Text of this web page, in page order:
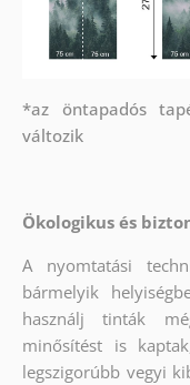
*az öntapadós
változik
Ökologikus és
A nyomtatási
bármelyik
használj tinták
minősítést is
legszigorúbb vegyi